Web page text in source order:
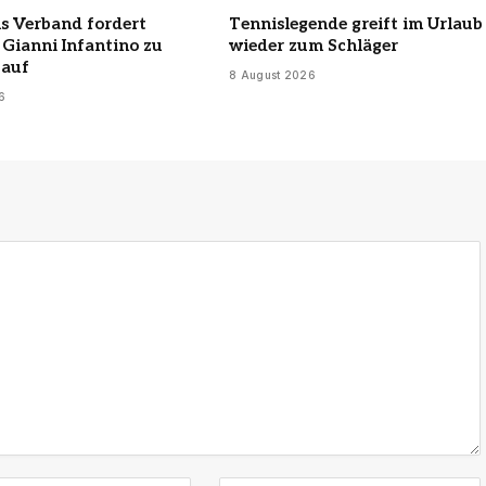
Verband fordert
Infantino zu
Tennislegende greift im Urlaub
wieder zum Schläger
8 August 2026